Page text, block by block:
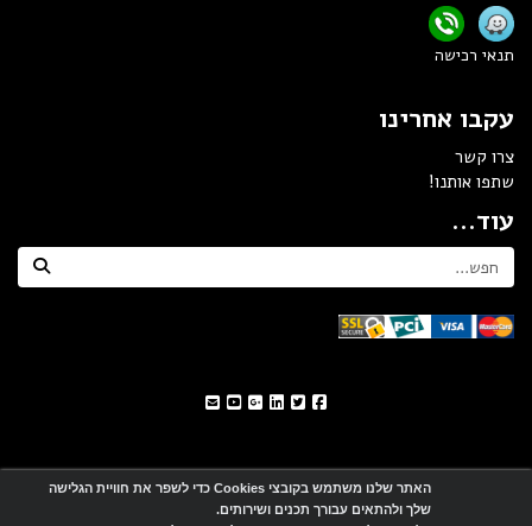
תנאי רכישה
עקבו אחרינו
צרו קשר
שתפו אותנו!
עוד...
האתר שלנו משתמש בקובצי Cookies כדי לשפר את חוויית הגלישה
שלך ולהתאים עבורך תכנים ושירותים.